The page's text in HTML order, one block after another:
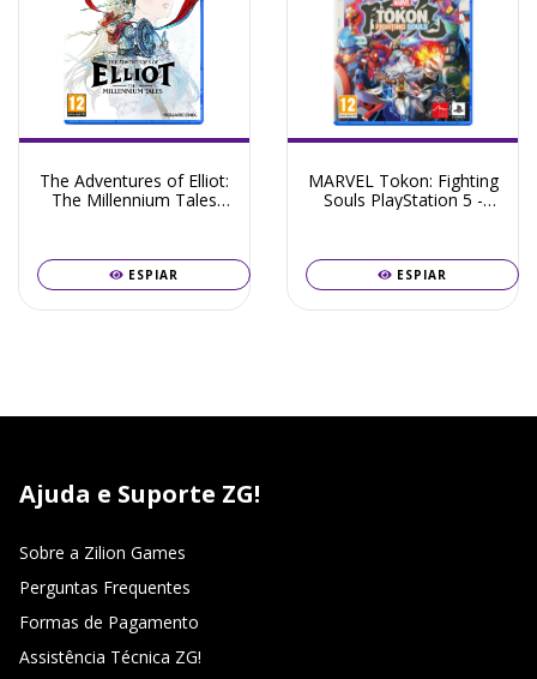
The Adventures of Elliot:
The Millennium Tales
ESPIAR
MARVEL Tokon: Fighting
Souls PlayStation 5 -
ESPIAR
Ajuda e Suporte ZG!
Sobre a Zilion Games
Perguntas Frequentes
Formas de Pagamento
Assistência Técnica ZG!